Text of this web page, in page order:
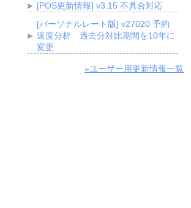
[POS更新情報] v3.15 不具合対応
[パーソナルレート版] v27020 予約
速度分析 過去分対比期間を10年に
変更
»ユーザー用更新情報一覧